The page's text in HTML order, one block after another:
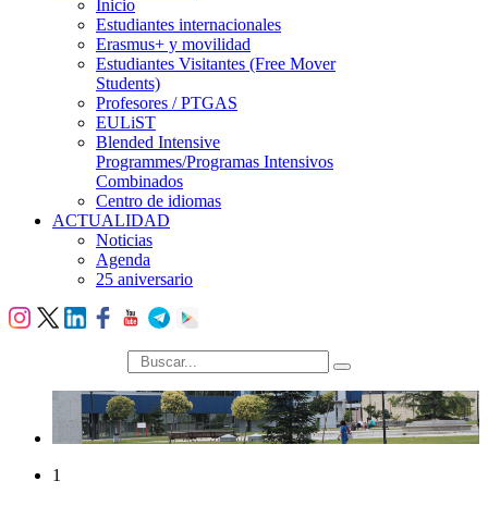
Inicio
Estudiantes internacionales
Erasmus+ y movilidad
Estudiantes Visitantes (Free Mover
Students)
Profesores / PTGAS
EULiST
Blended Intensive
Programmes/Programas Intensivos
Combinados
Centro de idiomas
ACTUALIDAD
Noticias
Agenda
25 aniversario
búsqueda
1